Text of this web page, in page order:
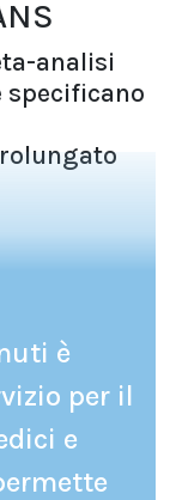
analisi
specificano
è
per il
e